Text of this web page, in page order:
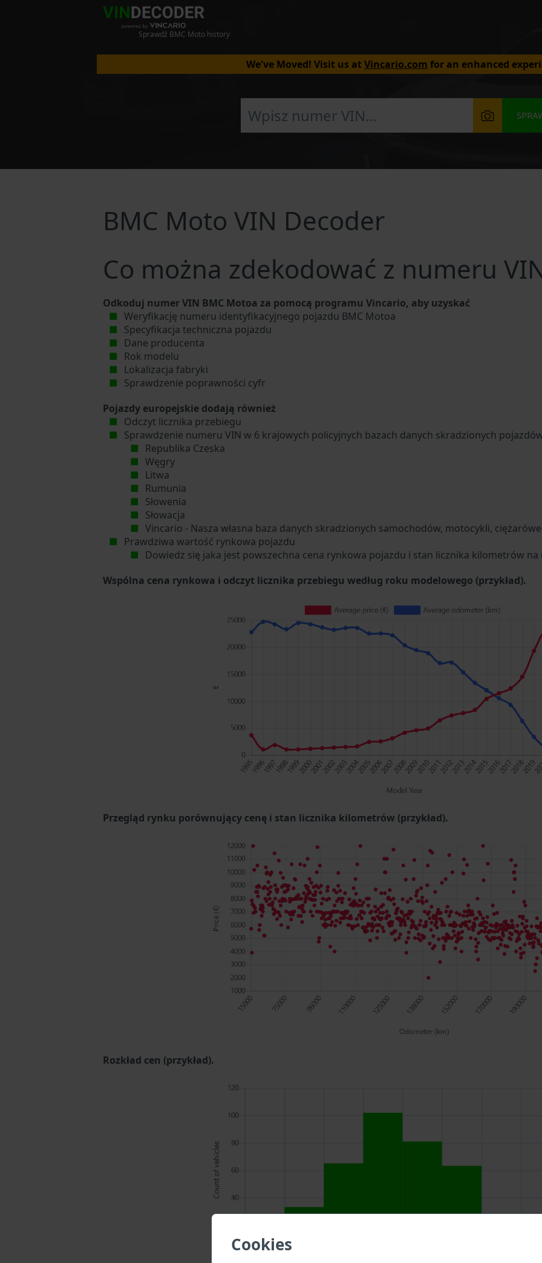
Cookies
Sprawdź BMC Moto history
We've Moved! Visit us atVincario.com for an enhanced
BMC Moto VIN Decoder
Co można zdekodować z numeru
Odkoduj numer VIN BMC Motoa za pomocą programu Vincario, aby uzyskać
Weryfikację numeru identyfikacyjnego pojazdu BMC Motoa
Specyfikacja techniczna pojazdu
Dane producenta
Rok modelu
Lokalizacja fabryki
Sprawdzenie poprawności cyfr
Pojazdy europejskie dodają również
Odczyt licznika przebiegu
Sprawdzenie numeru VIN w 6 krajowych policyjnych bazach danych skradzionych
Republika Czeska
Węgry
Litwa
Rumunia
Słowenia
Słowacja
Vincario - Nasza własna baza danych skradzionych samochodów, motocykli,
Prawdziwa wartość rynkowa pojazdu
Dowiedz się jaka jest powszechna cena rynkowa pojazdu i stan licznika kilometrów na
Wspólna cena rynkowa i odczyt licznika przebiegu według roku modelowego (przykład).
Przegląd rynku porównujący cenę i stan licznika kilometrów (przykład).
Rozkład cen (przykład).